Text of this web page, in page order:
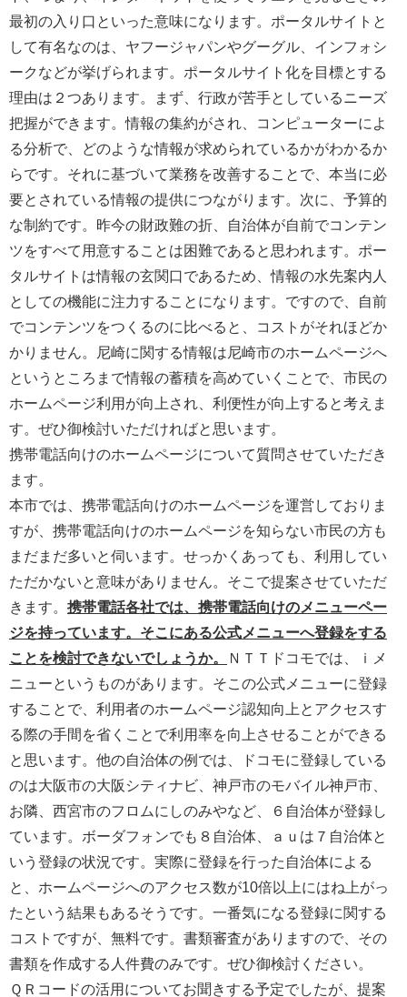
最初の入り口といった意味になります。ポータルサイトと
して有名なのは、ヤフージャパンやグーグル、インフォシ
ークなどが挙げられます。ポータルサイト化を目標とする
理由は２つあります。まず、行政が苦手としているニーズ
把握ができます。情報の集約がされ、コンピューターによ
る分析で、どのような情報が求められているかがわかるか
らです。それに基づいて業務を改善することで、本当に必
要とされている情報の提供につながります。次に、予算的
な制約です。昨今の財政難の折、自治体が自前でコンテン
ツをすべて用意することは困難であると思われます。ポー
タルサイトは情報の玄関口であるため、情報の水先案内人
としての機能に注力することになります。ですので、自前
でコンテンツをつくるのに比べると、コストがそれほどか
かりません。尼崎に関する情報は尼崎市のホームページへ
というところまで情報の蓄積を高めていくことで、市民の
ホームページ利用が向上され、利便性が向上すると考えま
す。ぜひ御検討いただければと思います。
携帯電話向けのホームページについて質問させていただき
ます。
本市では、携帯電話向けのホームページを運営しておりま
すが、携帯電話向けのホームページを知らない市民の方も
まだまだ多いと伺います。せっかくあっても、利用してい
ただかないと意味がありません。そこで提案させていただ
きます。 携帯電話各社では、携帯電話向けのメニューペー
ジを持っています。そこにある公式メニューへ登録をする
ことを検討できないでしょうか。
ＮＴＴドコモでは、ｉメ
ニューというものがあります。そこの公式メニューに登録
することで、利用者のホームページ認知向上とアクセスす
る際の手間を省くことで利用率を向上させることができる
と思います。他の自治体の例では、ドコモに登録している
のは大阪市の大阪シティナビ、神戸市のモバイル神戸市、
お隣、西宮市のフロムにしのみやなど、６自治体が登録し
ています。ボーダフォンでも８自治体、ａｕは７自治体と
いう登録の状況です。実際に登録を行った自治体による
と、ホームページへのアクセス数が10倍以上にはね上がっ
たという結果もあるそうです。一番気になる登録に関する
コストですが、無料です。書類審査がありますので、その
書類を作成する人件費のみです。ぜひ御検討ください。
ＱＲコードの活用についてお聞きする予定でしたが、提案